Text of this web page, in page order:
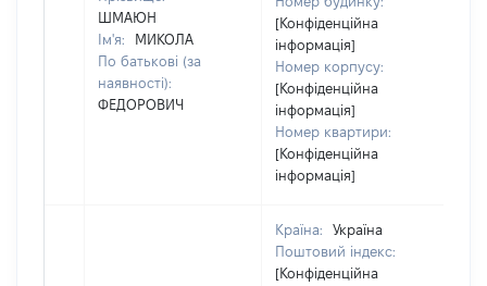
ШМАЮН
Ім'я:
МИКОЛА
По батькові (за
наявності):
ФЕДОРОВИЧ
[Конфіденційна
інформація]
Номер корпусу:
[Конфіденційна
інформація]
Номер квартири:
[Конфіденційна
інформація]
Країна:
Україна
Поштовий індекс:
[Конфіденційна